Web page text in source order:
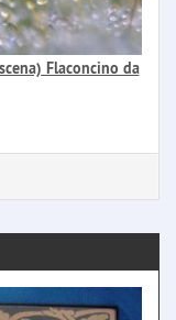
Flaconcino da